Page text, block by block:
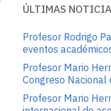
ÚLTIMAS
Profesor Rodrigo
eventos
Profesor Mario
Congreso Nacional
Profesor Mario